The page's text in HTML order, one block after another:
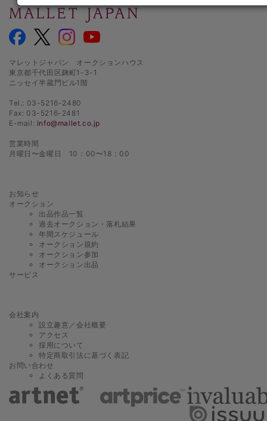
マレットジャパン オークションハウス
東京都千代田区麹町1-3-1
ニッセイ半蔵門ビル1階
Tel.: 03-5216-2480
Fax: 03-5216-2481
E-mail: info@mallet.co.jp
営業時間
月曜日〜金曜日 10：00〜18：00
お知らせ
オークション
出品作品一覧
過去オークション・落札結果
年間スケジュール
オークション規約
オークション参加
オークション出品
サービス
会社案内
設立趣意／会社概要
アクセス
採用について
特定商取引法に基づく表記
お問い合わせ
よくある質問